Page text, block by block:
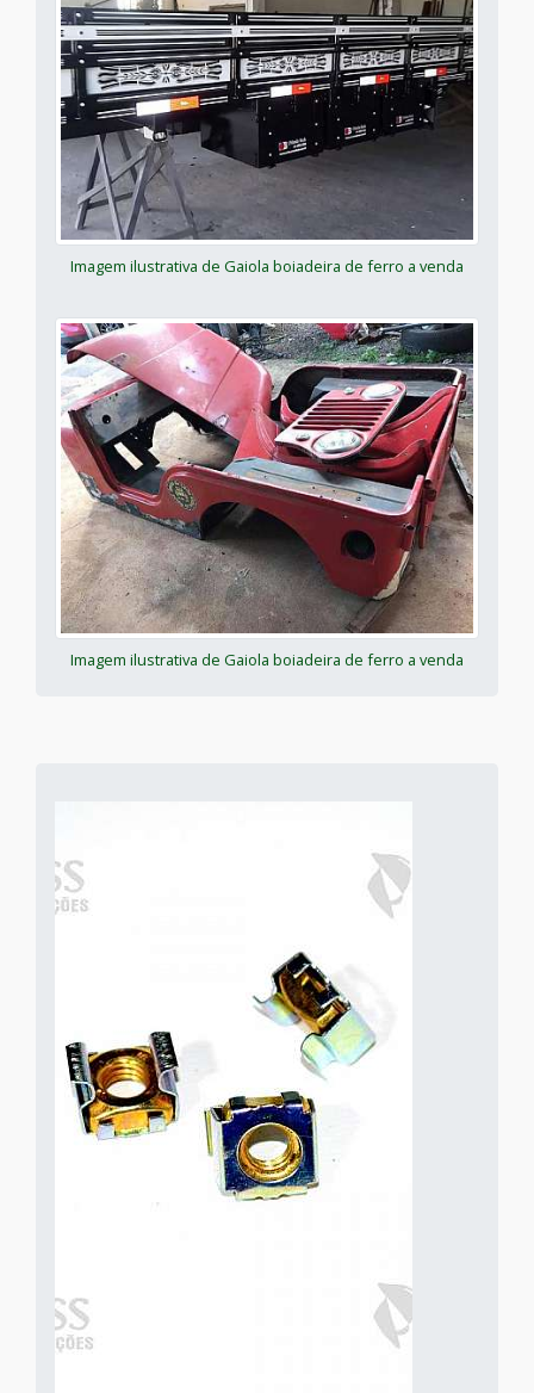
Imagem ilustrativa de Gaiola boiadeira de ferro a venda
Imagem ilustrativa de Gaiola boiadeira de ferro a venda